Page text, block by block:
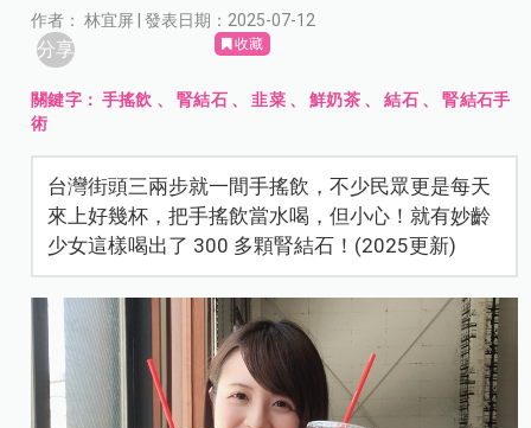
作者： 林宜屏 | 發表日期：2025-07-12
分享 收藏
關鍵字：手搖飲 、腎結石、韭菜、鮮奶茶、結石、腎結石手
術
台灣街頭三兩步就一間手搖飲，不少民眾更是每天
來上好幾杯，把手搖飲當水喝，但小心！就有妙齡
少女這樣喝出了 300 多顆腎結石！(2025更新)